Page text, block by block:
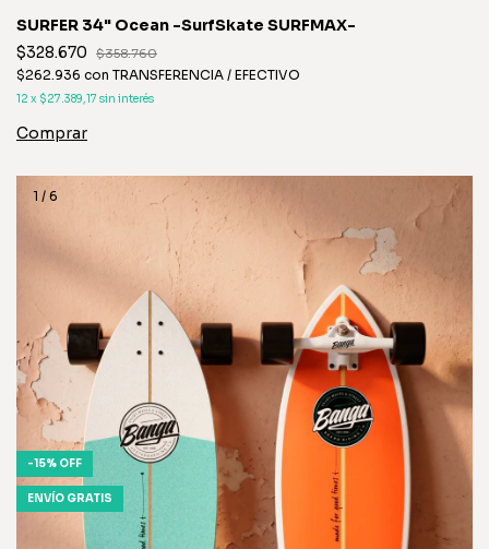
SURFER 34" Ocean -SurfSkate SURFMAX-
$328.670
$358.760
$262.936 con TRANSFERENCIA / EFECTIVO
12 x $27.389,17 sin interés
1 / 6
-15% OFF
ENVÍO GRATIS